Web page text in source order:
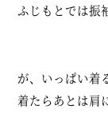
ふじもとでは振
が、いっぱい着
着たらあとは肩